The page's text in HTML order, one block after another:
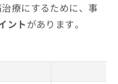
療にするために、事
ントがあります。